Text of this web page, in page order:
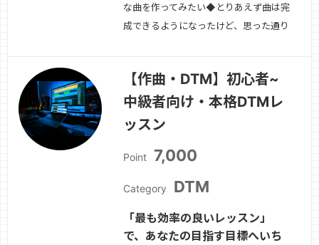
な曲を作ってみたい◆とりあえず曲は完
成できるようになったけど、思った通り
い。◆EQ、コンプ、色々知ったが、結
局上手く扱えていない気がする。
◆Youtube、サイトで初心者向けのノ
【作曲・DTM】初心者~
中級者向け・本格DTMレ
ッスン
Point 7,000
Category DTM
「最も効率の良いレッスン」
で、あなたの目指す目標へいち